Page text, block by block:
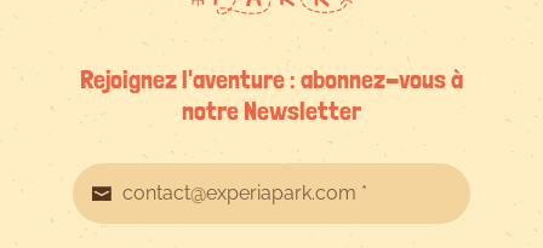
Rejoignez l'aventure : abonnez-vous à
notre Newsletter